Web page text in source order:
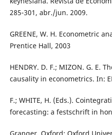
285-301, abr./jun. 2009.
GREENE, W. H. Econometric
Prentice Hall, 2003
HENDRY. D. F.; MIZON. G. E.
causality in econometrics. In:
F.; WHITE, H. (Eds.).
forecasting: a festschrift in